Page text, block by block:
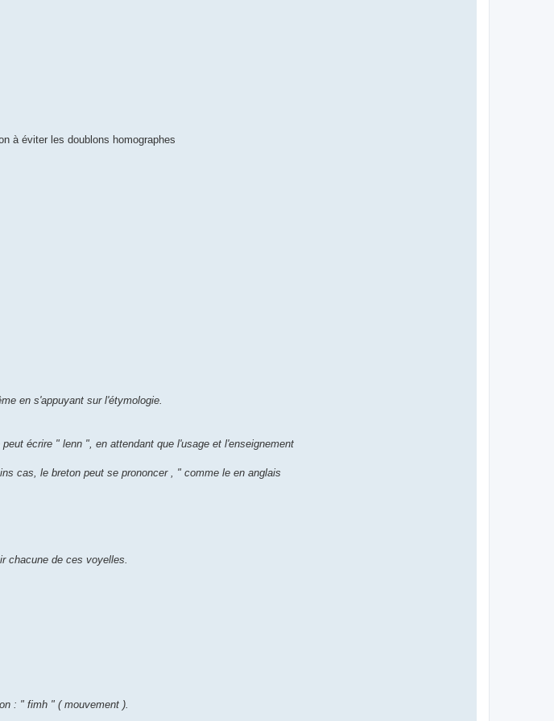
à éviter les doublons homographes
en s'appuyant sur l'étymologie.
écrire " lenn ", en attendant que l'usage et l'enseignement
cas, le breton peut se prononcer
, " comme le en anglais
chacune de ces voyelles.
: " fimh " ( mouvement ).